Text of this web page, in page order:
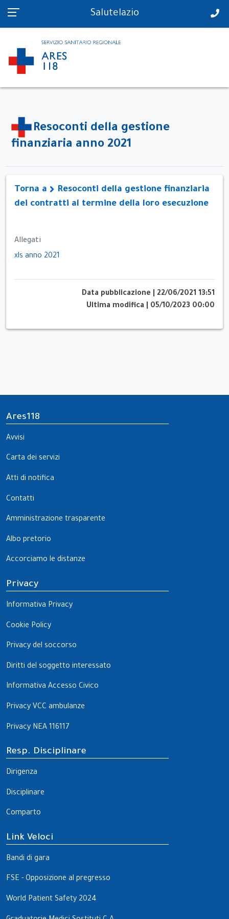
PS in tempo reale Salutelazio
Resoconti della gestione
finanziaria anno 2021
Torna a
Resoconti della gestione finanziaria
dei contratti al termine della loro esecuzione
Allegati
xls anno 2021
Data pubblicazione
22/06/2021 13:51
Ultima modifica
05/10/2023 00:00
Ares118
Avvisi
Carta dei servizi
Atti di notifica
Contatti
Amministrazione trasparente
Albo pretorio
Accorciamo le distanze
Privacy
Informativa Privacy
Cookie Policy
Privacy del soccorso
Diritti del soggetto interessato
Informativa Accesso Civico
Privacy VCC ambulanze
Privacy NEA 116117
Resp. Disciplinare
Dirigenza
Disciplinare
Comparto
Link Veloci
Bandi di gara
FSE - Opposizione al pregresso
World Patient Safety 2024